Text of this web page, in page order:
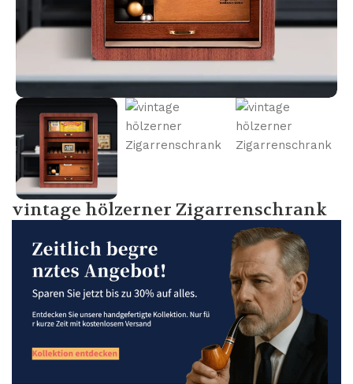
vintage hölzerner Zigarrenschrank